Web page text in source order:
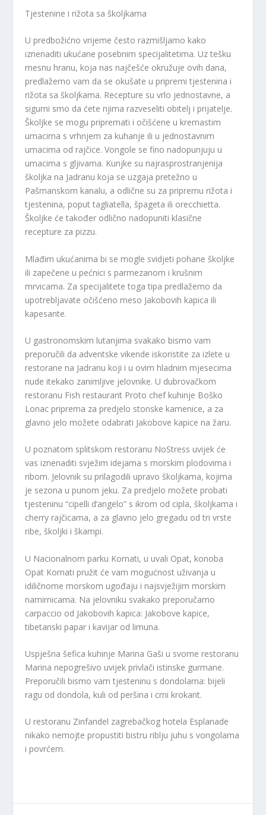
Tjestenine i rižota sa školjkama
U predbožićno vrijeme često razmišljamo kako
iznenaditi ukućane posebnim specijalitetima. Uz tešku
mesnu hranu, koja nas najčešće okružuje ovih dana,
predlažemo vam da se okušate u pripremi tjestenina i
rižota sa školjkama. Recepture su vrlo jednostavne, a
sigurni smo da ćete njima razveseliti obitelj i prijatelje.
Školjke se mogu pripremati i očišćene u kremastim
umacima s vrhnjem za kuhanje ili u jednostavnim
umacima od rajčice. Vongole se fino nadopunjuju u
umacima s gljivama. Kunjke su najrasprostranjenija
školjka na Jadranu koja se uzgaja pretežno u
Pašmanskom kanalu, a odlične su za pripremu rižota i
tjestenina, poput tagliatella, špageta ili orecchietta.
Školjke će također odlično nadopuniti klasične
recepture za pizzu.
Mlađim ukućanima bi se mogle svidjeti pohane školjke
ili zapečene u pećnici s parmezanom i krušnim
mrvicama. Za specijalitete toga tipa predlažemo da
upotrebljavate očišćeno meso Jakobovih kapica ili
kapesante.
U gastronomskim lutanjima svakako bismo vam
preporučili da adventske vikende iskoristite za izlete u
restorane na Jadranu koji i u ovim hladnim mjesecima
nude itekako zanimljive jelovnike. U dubrovačkom
restoranu Fish restaurant Proto chef kuhinje Boško
Lonac priprema za predjelo stonske kamenice, a za
glavno jelo možete odabrati Jakobove kapice na žaru.
U poznatom splitskom restoranu NoStress uvijek će
vas iznenaditi svježim idejama s morskim plodovima i
ribom. Jelovnik su prilagodili upravo školjkama, kojima
je sezona u punom jeku. Za predjelo možete probati
tjesteninu “cipelli d’angelo” s ikrom od cipla, školjkama i
cherry rajčicama, a za glavno jelo gregadu od tri vrste
ribe, školjki i škampi.
U Nacionalnom parku Kornati, u uvali Opat, konoba
Opat Kornati pružit će vam mogućnost uživanja u
idiličnome morskom ugođaju i najsvježijim morskim
namirnicama. Na jelovniku svakako preporučamo
carpaccio od Jakobovih kapica: Jakobove kapice,
tibetanski papar i kavijar od limuna.
Uspješna šefica kuhinje Marina Gaši u svome restoranu
Marina nepogrešivo uvijek privlači istinske gurmane.
Preporučili bismo vam tjesteninu s dondolama: bijeli
ragu od dondola, kuli od peršina i crni krokant.
U restoranu Zinfandel zagrebačkog hotela Esplanade
nikako nemojte propustiti bistru riblju juhu s vongolama
i povrćem.